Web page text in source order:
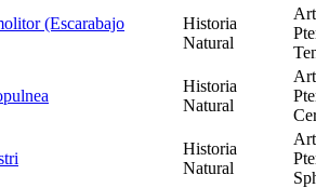
(Escarabajo
Historia
Natural
Historia
Natural
Historia
Natural